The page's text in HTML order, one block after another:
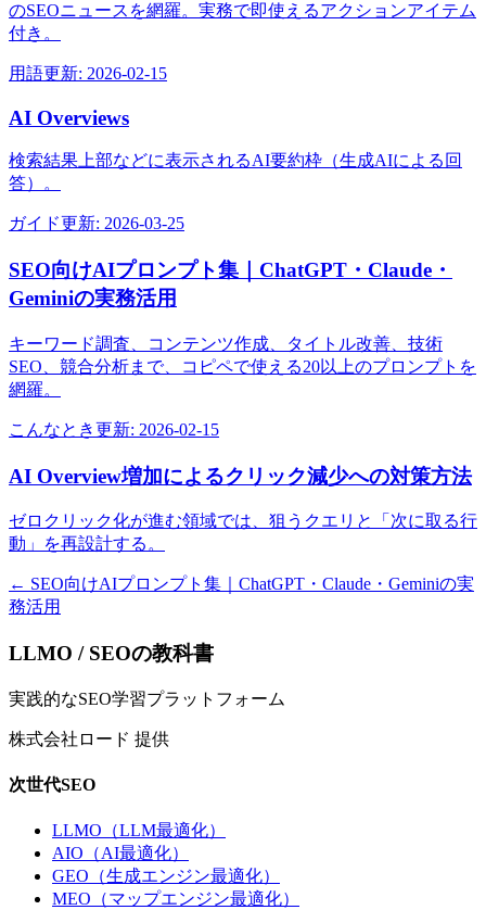
のSEOニュースを網羅。実務で即使えるアクションアイテム
付き。
用語更新: 2026-02-15
AI Overviews
検索結果上部などに表示されるAI要約枠（生成AIによる回
答）。
ガイド更新: 2026-03-25
SEO向けAIプロンプト集｜ChatGPT・Claude・
Geminiの実務活用
キーワード調査、コンテンツ作成、タイトル改善、技術
SEO、競合分析まで、コピペで使える20以上のプロンプトを
網羅。
こんなとき更新: 2026-02-15
AI Overview増加によるクリック減少への対策方法
ゼロクリック化が進む領域では、狙うクエリと「次に取る行
動」を再設計する。
← SEO向けAIプロンプト集｜ChatGPT・Claude・Geminiの実
務活用
LLMO / SEOの教科書
実践的なSEO学習プラットフォーム
株式会社ロード 提供
次世代SEO
LLMO（LLM最適化）
AIO（AI最適化）
GEO（生成エンジン最適化）
MEO（マップエンジン最適化）